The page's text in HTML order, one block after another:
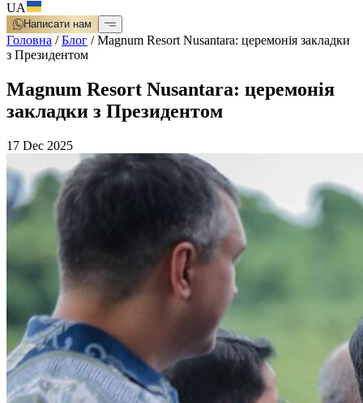
UA
Написати нам
Головна /Блог /Magnum Resort Nusantara: церемонія закладки
з Президентом
Magnum Resort Nusantara: церемонія
закладки з Президентом
17 Dec 2025